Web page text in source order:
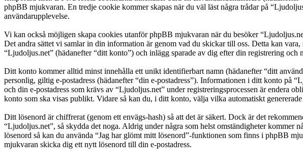
phpBB mjukvaran. En tredje cookie kommer skapas när du väl läst några trådar på
användarupplevelse.
Vi kan också möjligen skapa cookies utanför phpBB mjukvaran när du besöker
Det andra sättet vi samlar in din information är genom vad du skickar till oss. Detta kan
“Ljudoljus.net” (hädanefter “ditt konto”) och inlägg sparade av dig efter din registrering och
Ditt konto kommer alltid minst innehålla ett unikt identifierbart namn (hädanefter “ditt
personlig, giltig e-postadress (hädanefter “din e-postadress”). Informationen i ditt konto
och din e-postadress som krävs av “Ljudoljus.net” under registreringsprocessen är
konto som ska visas publikt. Vidare så kan du, i ditt konto, välja vilka automatiskt
Ditt lösenord är chiffrerat (genom ett envägs-hash) så att det är säkert. Dock är det
“Ljudoljus.net”, så skydda det noga. Aldrig under några som helst omständigheter
lösenord så kan du använda “Jag har glömt mitt lösenord”-funktionen som finns i phpBB
mjukvaran skicka dig ett nytt lösenord till din e-postadress.